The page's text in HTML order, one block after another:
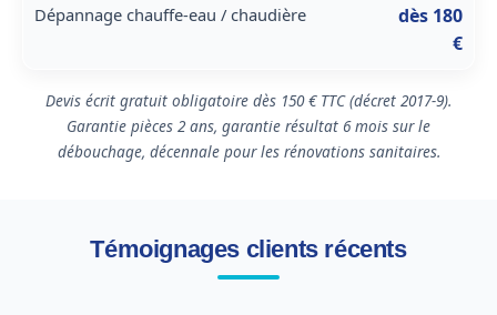
Dépannage chauffe-eau / chaudière
dès 180
€
Devis écrit gratuit obligatoire dès 150 € TTC (décret 2017-9).
Garantie pièces 2 ans, garantie résultat 6 mois sur le
débouchage, décennale pour les rénovations sanitaires.
Témoignages clients récents